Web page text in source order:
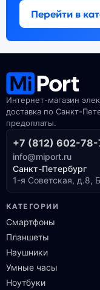
Перейти в
Интернет-магазин
доставка по Санкт-
предоплаты.
+7 (812) 602-
info@miport.ru
Санкт-Петербург
1-я Советская, д.8,
КАТЕГОРИИ
Смартфоны
Планшеты
Наушники
Умные часы
Ноутбуки